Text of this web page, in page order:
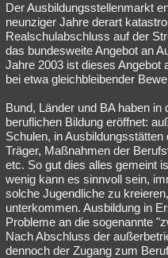
Der Ausbildungsstellenmarkt
neunziger Jahre derart
Realschulabschluss auf der
das bundesweite Angebot an
Jahre 2003 ist dieses Angebot
bei etwa gleichbleibender
Bund, Länder und BA haben
beruflichen Bildung eröffnet:
Schulen, in
Träger, Maßnahmen der
etc. So gut dies alles gemeint
wenig kann es sinnvoll sein,
solche Jugendliche zu
unterkommen. Ausbildung in
Probleme an die sogenannte
Nach Abschluss der
dennoch der Zugang zum